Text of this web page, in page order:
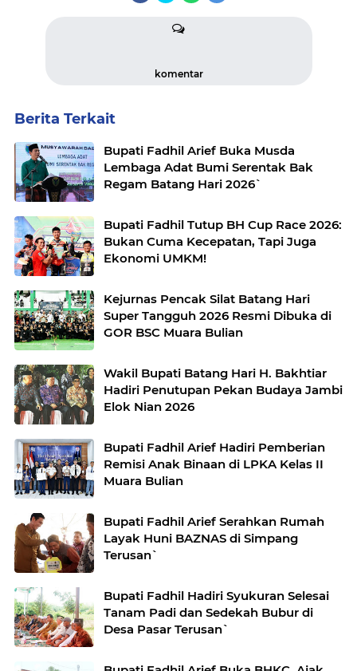
komentar
Berita Terkait
Bupati Fadhil Arief Buka Musda
Lembaga Adat Bumi Serentak Bak
Regam Batang Hari 2026`
Bupati Fadhil Tutup BH Cup Race 2026:
Bukan Cuma Kecepatan, Tapi Juga
Ekonomi UMKM!
Kejurnas Pencak Silat Batang Hari
Super Tangguh 2026 Resmi Dibuka di
GOR BSC Muara Bulian
Wakil Bupati Batang Hari H. Bakhtiar
Hadiri Penutupan Pekan Budaya Jambi
Elok Nian 2026
Bupati Fadhil Arief Hadiri Pemberian
Remisi Anak Binaan di LPKA Kelas II
Muara Bulian
Bupati Fadhil Arief Serahkan Rumah
Layak Huni BAZNAS di Simpang
Terusan`
Bupati Fadhil Hadiri Syukuran Selesai
Tanam Padi dan Sedekah Bubur di
Desa Pasar Terusan`